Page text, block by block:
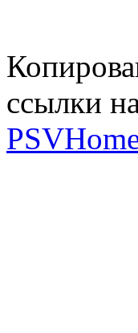
ссылки